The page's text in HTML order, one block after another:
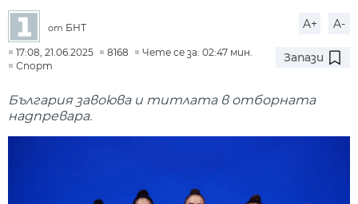
от БНТ A+ A-
17:08, 21.06.2025 8168
Чете се за: 02:47 мин.
Спорт
Запази
България завоюва и титлата в отборната
надпревара.